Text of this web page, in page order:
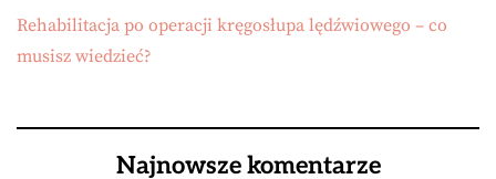
Rehabilitacja po operacji kręgosłupa lędźwiowego – co
musisz wiedzieć?
Najnowsze komentarze